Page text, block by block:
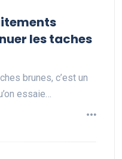
les taches
brunes, c’est un
essaie…